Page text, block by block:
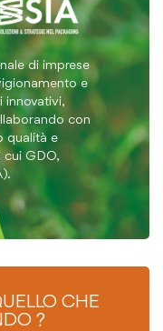
di imprese
e
innovativi,
con
qualità e
cui GDO,
CHE
?